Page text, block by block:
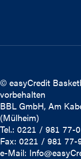
© easyCredit
vorbehalten
BBL GmbH, Am
(Mülheim)
Tel.: 0221 / 981 77-0
Fax: 0221 / 981 77-
e-Mail: